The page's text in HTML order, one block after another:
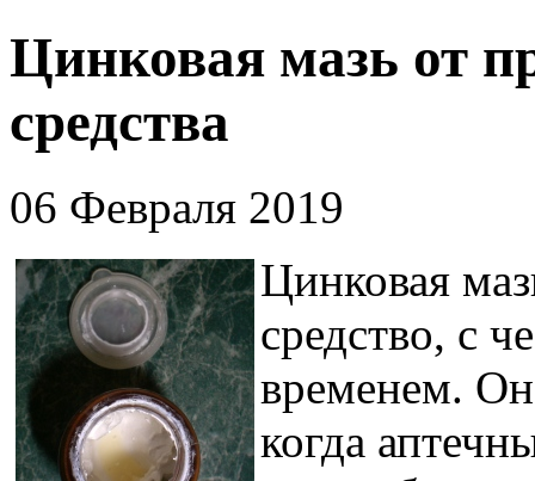
Цинковая мазь от
средства
06 Февраля 2019
Цинковая
средство, с
временем.
когда